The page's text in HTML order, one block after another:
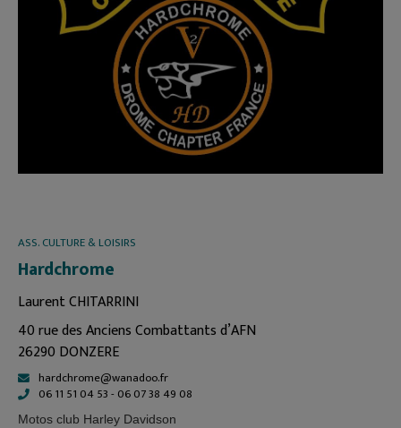
ASS. CULTURE & LOISIRS
Hardchrome
Laurent CHITARRINI
40 rue des Anciens Combattants d’AFN
26290 DONZERE
hardchrome@wanadoo.fr
06 11 51 04 53 - 06 07 38 49 08
Motos club Harley Davidson